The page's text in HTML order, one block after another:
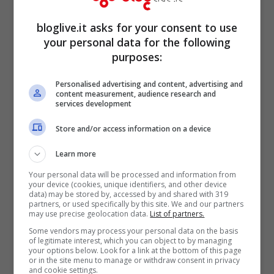
legge nella rubrica Pillole di Gossip del
settimanale Oggi. Sembra inoltre che “la
modella e l’ex gieffino stiano architettando
stile. Che li rivedremo forse in qualche
programma estivo?”.
bloglive.it asks for your consent to use
your personal data for the following
purposes:
Personalised advertising and content, advertising and
content measurement, audience research and
services development
Store and/or access information on a device
Learn more
Your personal data will be processed and information from
your device (cookies, unique identifiers, and other device
data) may be stored by, accessed by and shared with 319
partners, or used specifically by this site. We and our partners
may use precise geolocation data. List of partners.
Some vendors may process your personal data on the basis
of legitimate interest, which you can object to by managing
your options below. Look for a link at the bottom of this page
or in the site menu to manage or withdraw consent in privacy
and cookie settings.